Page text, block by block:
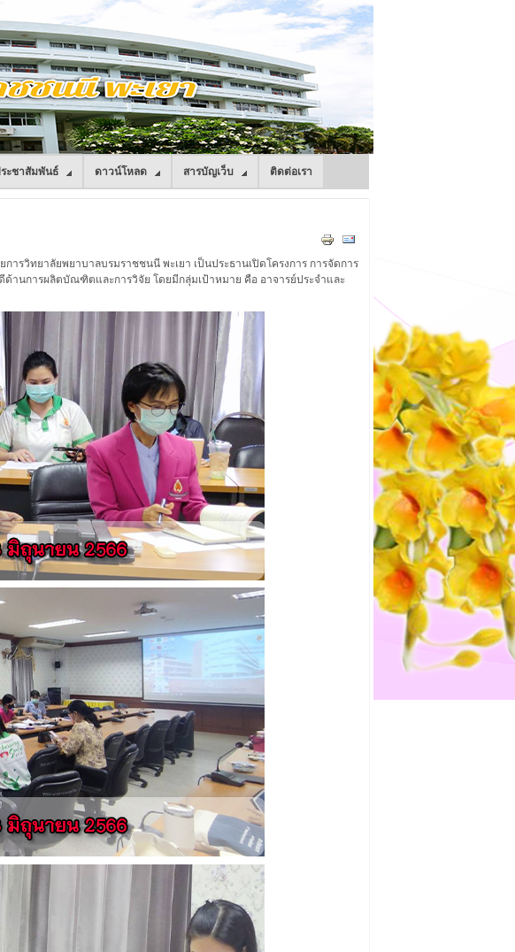
ะชาสัมพันธ์ ดาวน์โหลด สารบัญเว็บ ติดต่อเรา
รวิทยาลัยพยาบาลบรมราชชนนี พะเยา เป็นประธานเปิดโครงการ การจัดการ
านการผลิตบัณฑิตและการวิจัย โดยมีกลุ่มเป้าหมาย คือ อาจารย์ประจำและ